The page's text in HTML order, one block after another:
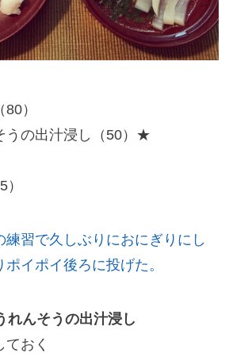
）
うの出汁浸し（50）★
習で久しぶりにおにぎりにし
イポイ後ろに投げた。
んそうの出汁浸し
ておく